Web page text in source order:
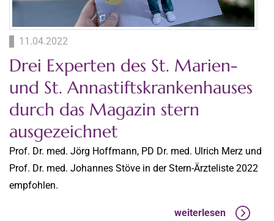
11.04.2022
Drei Experten des St. Marien-
und St. Annastiftskrankenhauses
durch das Magazin stern
ausgezeichnet
Prof. Dr. med. Jörg Hoffmann, PD Dr. med. Ulrich Merz und
Prof. Dr. med. Johannes Stöve in der Stern-Ärzteliste 2022
empfohlen.
weiterlesen